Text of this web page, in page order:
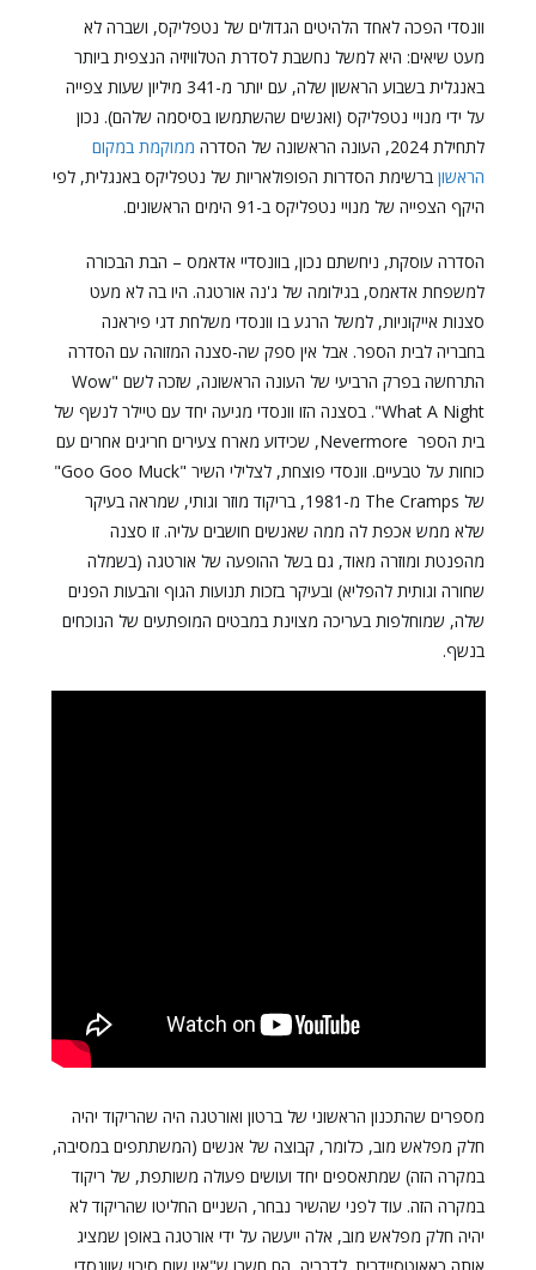
וונסדי הפכה לאחד הלהיטים הגדולים של נטפליקס, ושברה לא
מעט שיאים: היא למשל נחשבת לסדרת הטלוויזיה הנצפית ביותר
באנגלית בשבוע הראשון שלה, עם יותר מ-341 מיליון שעות צפייה
על ידי מנויי נטפליקס (ואנשים שהשתמשו בסיסמה שלהם). נכון
לתחילת 2024, העונה הראשונה של הסדרה
ממוקמת במקום
הראשוןברשימת הסדרות הפופולאריות של נטפליקס באנגלית, לפי
היקף הצפייה של מנויי נטפליקס ב-91 הימים הראשונים.
הסדרה עוסקת, ניחשתם נכון, בוונסדיי אדאמס – הבת הבכורה
למשפחת אדאמס, בגילומה של ג'נה אורטגה. היו בה לא מעט
סצנות אייקוניות, למשל הרגע בו וונסדי משלחת דגי פיראנה
בחבריה לבית הספר. אבל אין ספק שה-סצנה המזוהה עם הסדרה
התרחשה בפרק הרביעי של העונה הראשונה, שזכה לשם "Wow
What A Night". בסצנה הזו וונסדי מגיעה יחד עם טיילר לנשף של
בית הספר Nevermore, שכידוע מארח צעירים חריגים אחרים עם
כוחות על טבעיים. וונסדי פוצחת, לצלילי השיר "Goo Goo Muck"
של The Cramps מ-1981, בריקוד מוזר וגותי, שמראה בעיקר
שלא ממש אכפת לה ממה שאנשים חושבים עליה. זו סצנה
מהפנטת ומוזרה מאוד, גם בשל ההופעה של אורטגה (בשמלה
שחורה וגותית להפליא) ובעיקר בזכות תנועות הגוף והבעות הפנים
שלה, שמוחלפות בעריכה מצוינת במבטים המופתעים של הנוכחים
בנשף.
מספרים שהתכנון הראשוני של ברטון ואורטגה היה שהריקוד יהיה
חלק מפלאש מוב, כלומר, קבוצה של אנשים (המשתתפים במסיבה,
במקרה הזה) שמתאספים יחד ועושים פעולה משותפת, של ריקוד
במקרה הזה. עוד לפני שהשיר נבחר, השניים החליטו שהריקוד לא
יהיה חלק מפלאש מוב, אלה ייעשה על ידי אורטגה באופן שמציג